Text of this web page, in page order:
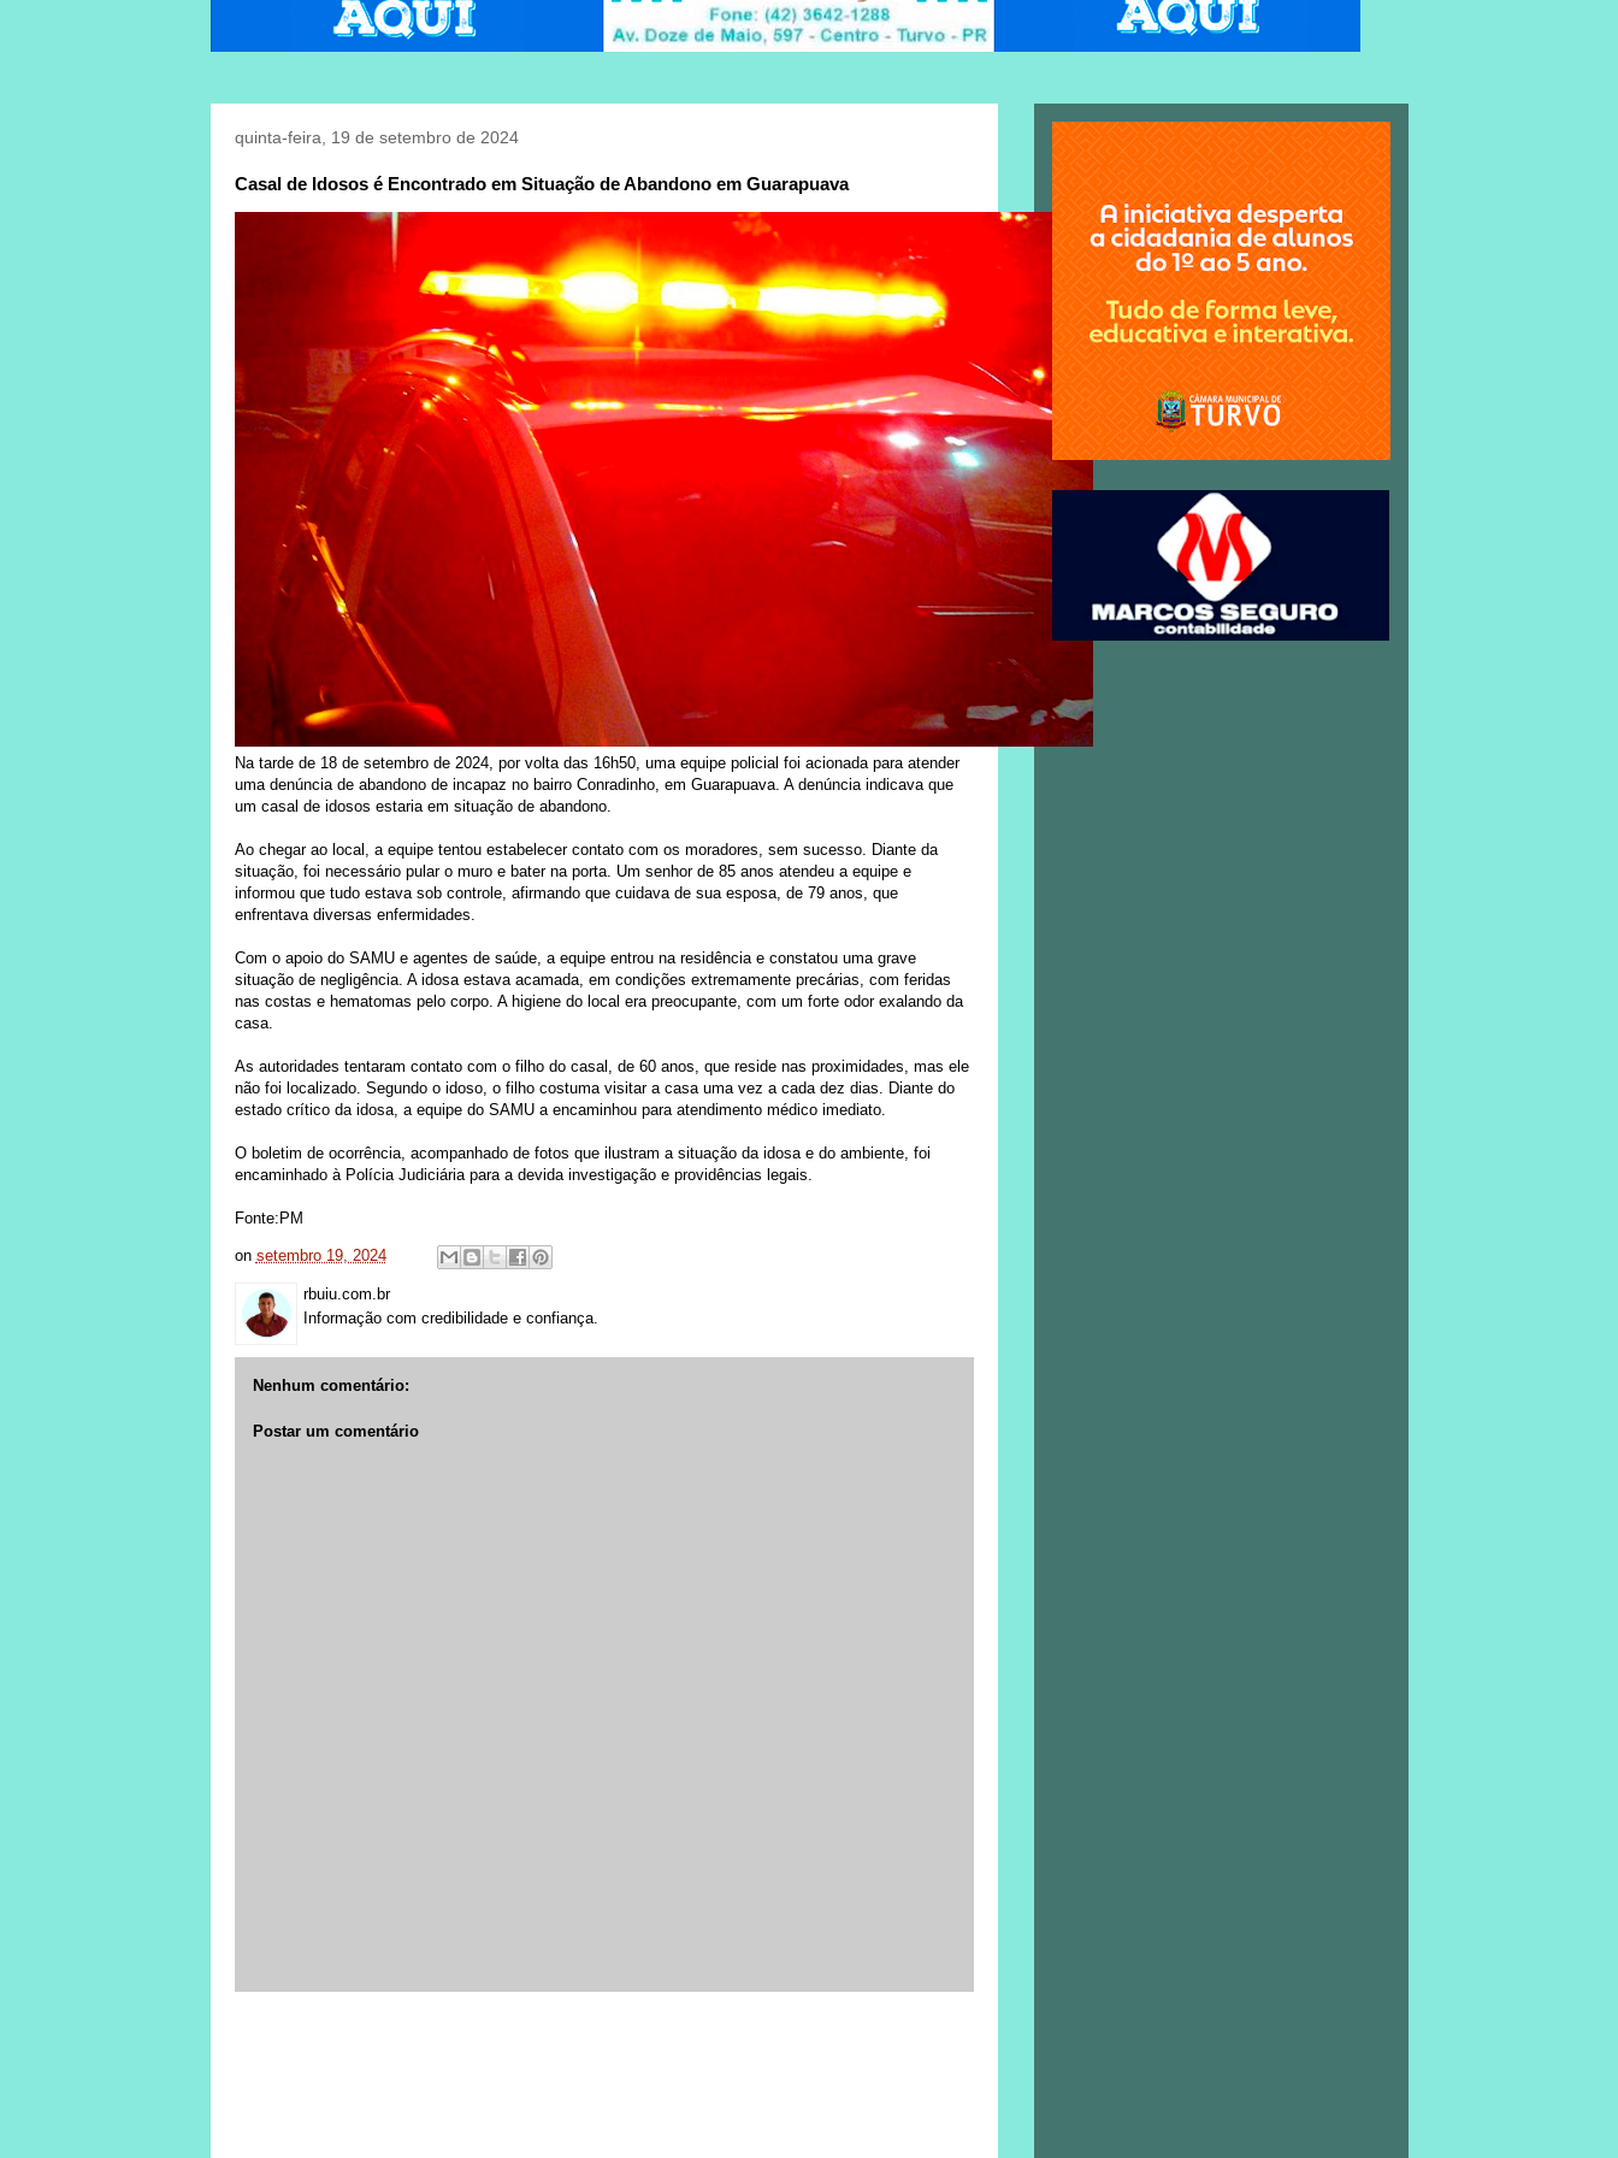
quinta-feira, 19 de setembro de 2024
Casal de Idosos é Encontrado em Situação de Abandono em Guarapuava
Na tarde de 18 de setembro de 2024, por volta das 16h50, uma equipe policial foi acionada para atender
uma denúncia de abandono de incapaz no bairro Conradinho, em Guarapuava. A denúncia indicava que
um casal de idosos estaria em situação de abandono.
Ao chegar ao local, a equipe tentou estabelecer contato com os moradores, sem sucesso. Diante da
situação, foi necessário pular o muro e bater na porta. Um senhor de 85 anos atendeu a equipe e
informou que tudo estava sob controle, afirmando que cuidava de sua esposa, de 79 anos, que
enfrentava diversas enfermidades.
Com o apoio do SAMU e agentes de saúde, a equipe entrou na residência e constatou uma grave
situação de negligência. A idosa estava acamada, em condições extremamente precárias, com feridas
nas costas e hematomas pelo corpo. A higiene do local era preocupante, com um forte odor exalando da
casa.
As autoridades tentaram contato com o filho do casal, de 60 anos, que reside nas proximidades, mas ele
não foi localizado. Segundo o idoso, o filho costuma visitar a casa uma vez a cada dez dias. Diante do
estado crítico da idosa, a equipe do SAMU a encaminhou para atendimento médico imediato.
O boletim de ocorrência, acompanhado de fotos que ilustram a situação da idosa e do ambiente, foi
encaminhado à Polícia Judiciária para a devida investigação e providências legais.
Fonte:PM
on setembro 19, 2024
rbuiu.com.br
Informação com credibilidade e confiança.
Nenhum comentário:
Postar um comentário